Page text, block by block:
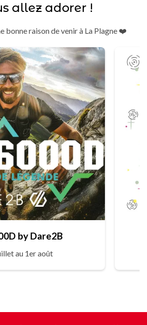
allez adorer !
bonne raison de venir à La Plagne ❤️
by Dare2B
au 1er août